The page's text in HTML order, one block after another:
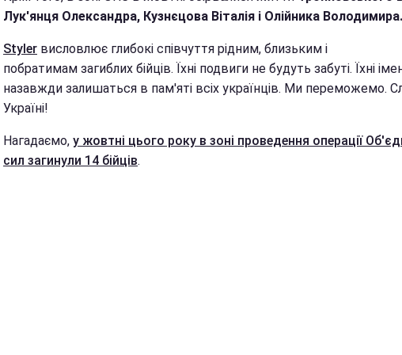
Лук'янця Олександра, Кузнєцова Віталія і Олійника Володимира.
Styler висловлює глибокі співчуття рідним, близьким і
побратимам загиблих бійців. Їхні подвиги не будуть забуті. Їхні
назавжди залишаться в пам'яті всіх українців. Ми переможемо.
Україні!
Нагадаємо, у жовтні цього року в зоні проведення операції
сил загинули 14 бійців.